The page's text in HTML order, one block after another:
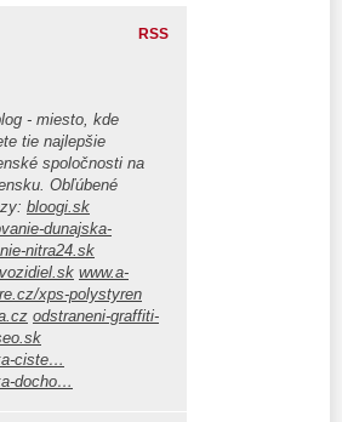
RSS
- miesto, kde
tie najlepšie
spoločnosti na
Obľúbené
bloogi.sk
dunajska-
nitra24.sk
www.a-
xps-polystyren
odstraneni-graffiti-
ciste…
docho…